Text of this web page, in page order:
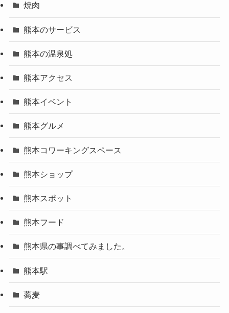
焼肉
熊本のサービス
熊本の温泉処
熊本アクセス
熊本イベント
熊本グルメ
熊本コワーキングスペース
熊本ショップ
熊本スポット
熊本フード
熊本県の事調べてみました。
熊本駅
蕎麦